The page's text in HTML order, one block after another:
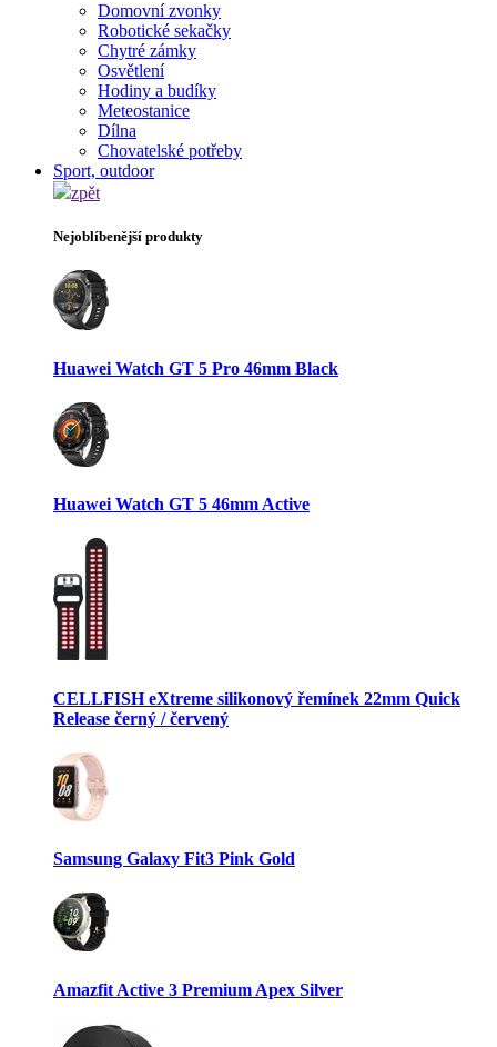
Domovní zvonky
Robotické sekačky
Chytré zámky
Osvětlení
Hodiny a budíky
Meteostanice
Dílna
Chovatelské potřeby
Sport, outdoor
zpět
Nejoblíbenější produkty
Huawei Watch GT 5 Pro 46mm Black
Huawei Watch GT 5 46mm Active
CELLFISH eXtreme silikonový řemínek 22mm Quick
Release černý / červený
Samsung Galaxy Fit3 Pink Gold
Amazfit Active 3 Premium Apex Silver